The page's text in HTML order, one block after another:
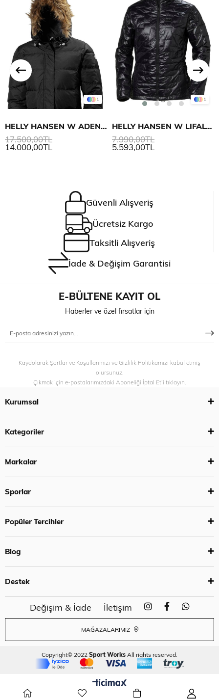
1
HELLY HANSEN W ADEN DOWN PARKA
14.000,00TL
17.500,00TL
1
HELLY HANSEN W LIFALOFT INSULATOR MONT
5.593,00TL
7.990,00TL
Güvenli Alışveriş
Ücretsiz Kargo
Taksitli Alışveriş
İade & Değişim Garantisi
E-BÜLTENE KAYIT OL
Haberler ve özel fırsatlar için
Kaydolarak Şartlar ve Koşullarımızı ve Gizlilik Politikamızı kabul etmiş
olursunuz.
Çıkmak için e-postalarımızdaki Aboneliği İptal Et’i tıklayın.
Kurumsal
Kategoriler
Markalar
Sporlar
Popüler Tercihler
Blog
Destek
Değişim & İade İletişim
MAĞAZALARIMIZ
Copyright© 2022 Sport Works All rights reserved.